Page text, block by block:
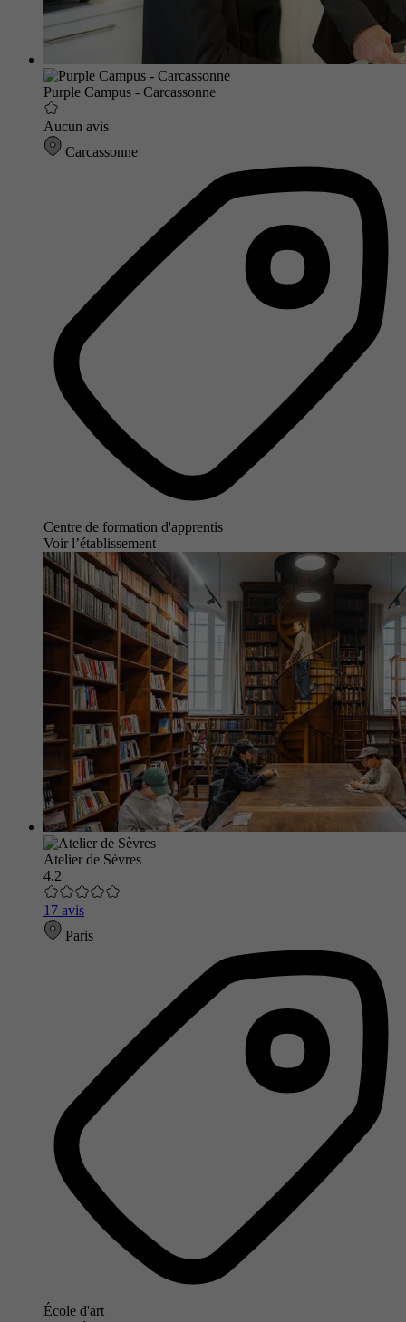
Purple Campus - Carcassonne
Aucun avis
Carcassonne
Centre de formation d'apprentis
Voir l’établissement
Atelier de Sèvres
4.2
17 avis
Paris
École d'art